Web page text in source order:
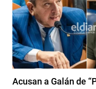
Acusan a Galán de